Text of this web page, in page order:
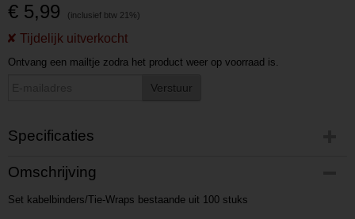
€ 5,99
Ontvang een mailtje zodra het product weer op voorraad is.
Verstuur
Specificaties
Productcode
P201608261316
Productcode leverancier
Omschrijving
Set kabelbinders/Tie-Wraps bestaande uit 100 stuks